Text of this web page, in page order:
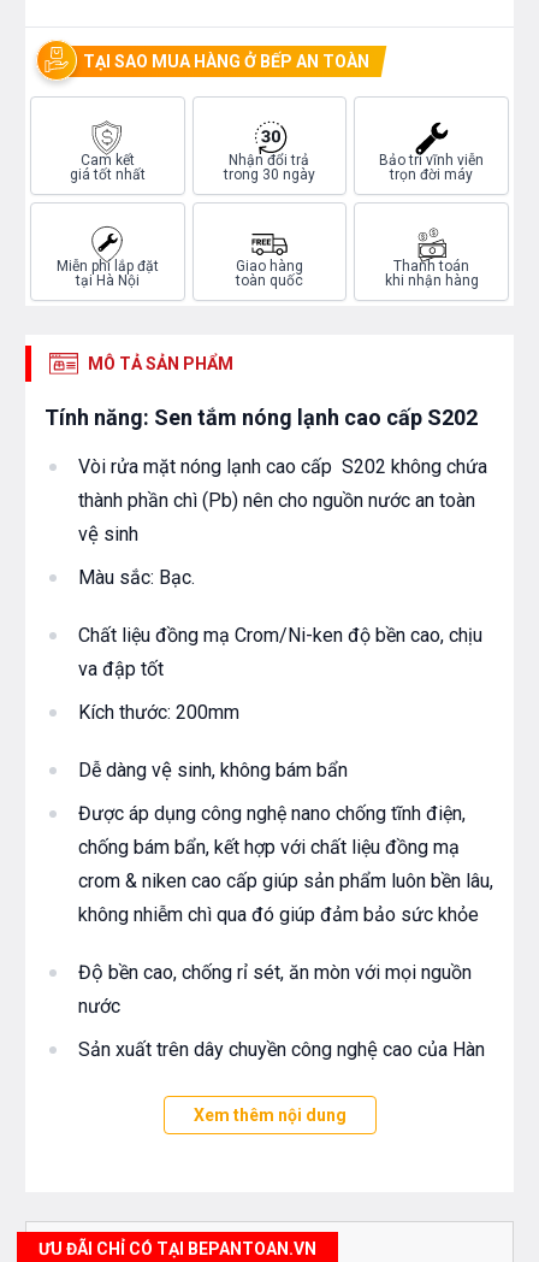
TẠI SAO MUA HÀNG Ở BẾP AN TOÀN
Cam kết
giá tốt nhất
Nhận đổi trả
trong 30 ngày
Bảo trì vĩnh viễn
trọn đời máy
Miễn phí lắp đặt
tại Hà Nội
Giao hàng
toàn quốc
Thanh toán
khi nhận hàng
MÔ TẢ SẢN PHẨM
Tính năng: Sen tắm nóng lạnh cao cấp S202
Vòi rửa mặt nóng lạnh cao cấp S202 không chứa
thành phần chì (Pb) nên cho nguồn nước an toàn
vệ sinh
Màu sắc: Bạc.
Chất liệu đồng mạ Crom/Ni-ken độ bền cao, chịu
va đập tốt
Kích thước: 200mm
Dễ dàng vệ sinh, không bám bẩn
Được áp dụng công nghệ nano chống tĩnh điện,
chống bám bẩn, kết hợp với chất liệu đồng mạ
crom & niken cao cấp giúp sản phẩm luôn bền lâu,
không nhiễm chì qua đó giúp đảm bảo sức khỏe
Độ bền cao, chống rỉ sét, ăn mòn với mọi nguồn
nước
Sản xuất trên dây chuyền công nghệ cao của Hàn
ngăn mùi hôi hiệu quả
Xem thêm nội dung
ƯU ĐÃI CHỈ CÓ TẠI BEPANTOAN.VN